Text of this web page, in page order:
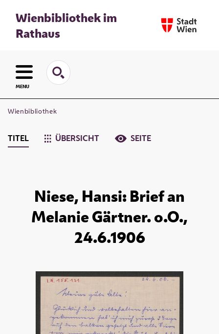
Wienbibliothek im
Rathaus
MENU
Wienbibliothek
TITEL ÜBERSICHT SEITE
Niese, Hansi: Brief an
Melanie Gärtner. o.O.,
24.6.1906